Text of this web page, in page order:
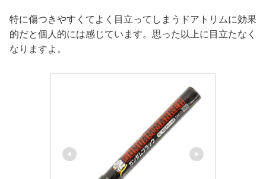
特に傷つきやすくてよく目立ってしまうドアトリムに効果
的だと個人的には感じています。思った以上に目立たなく
なりますよ。